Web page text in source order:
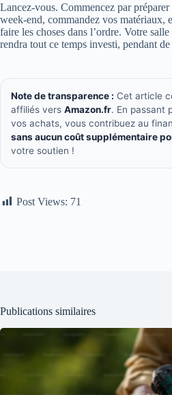
Lancez-vous. Commencez par
week-end, commandez vos matériaux,
faire les choses dans l’ordre. Votre
rendra tout ce temps investi, pendant de
Note de transparence : Cet article
affiliés vers Amazon.fr. En passant
vos achats, vous contribuez au
sans aucun coût supplémentaire
votre soutien !
Post Views: 71
Publications similaires